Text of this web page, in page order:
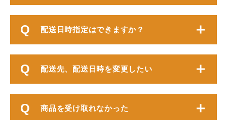
配送日時指定はできますか？
配送先、配送日時を変更したい
商品を受け取れなかった